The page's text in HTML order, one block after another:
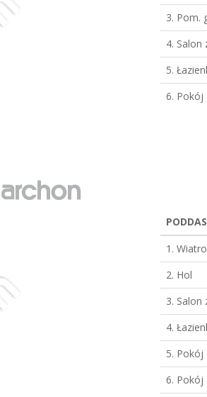
3. Pom.
4. Salon
5.
6. Pokój
1.
2. Hol
3. Salon
4.
5. Pokój
6. Pokój